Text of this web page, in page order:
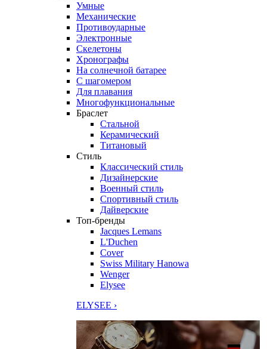
Умные
Механические
Противоударные
Электронные
Скелетоны
Хронографы
На солнечной батарее
С шагомером
Для плавания
Многофункциональные
Браслет
Стальной
Керамический
Титановый
Стиль
Классический стиль
Дизайнерские
Военный стиль
Спортивный стиль
Дайверские
Топ-бренды
Jacques Lemans
L'Duchen
Cover
Swiss Military Hanowa
Wenger
Elysee
ELYSEE ›